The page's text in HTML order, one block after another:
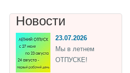
Новости
23.07.2026
Мы в летнем
ОТПУСКЕ!